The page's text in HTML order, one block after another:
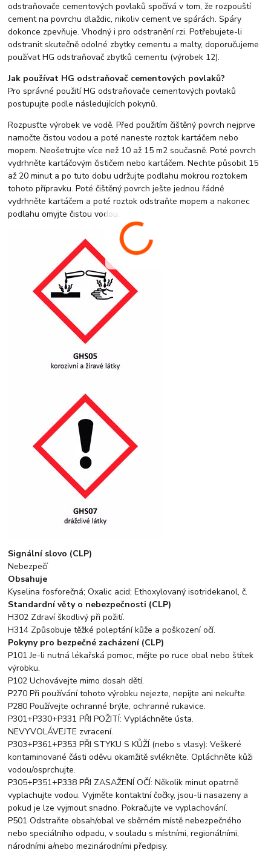
odstraňovače cementových povlaků spočívá v tom, že rozpouští
cement na povrchu dlaždic, nikoliv cement ve spárách. Spáry
dokonce zpevňuje. Vhodný i pro odstranění rzi. Potřebujete-li
odstranit skutečně odolné zbytky cementu a malty, doporučujeme
používat HG odstraňovač zbytků cementu (výrobek 12).
Jak používat HG odstraňovač cementových povlaků?
Pro správné použití HG odstraňovače cementových povlaků
postupujte podle následujících pokynů.
Rozpusťte výrobek ve vodě. Před použitím čištěný povrch nejprve
namočte čistou vodou a poté naneste roztok kartáčem nebo
mopem. Neošetrujte více než 10 až 15 m2 současně. Poté povrch
vydrhněte kartáčovým čističem nebo kartáčem. Nechte působit 15
až 20 minut a po tuto dobu udržujte podlahu mokrou roztokem
tohoto přípravku. Poté čištěný povrch ješte jednou řádně
vydrhněte kartáčem a poté roztok odstraňte mopem a nakonec
podlahu omyjte čistou vodou.
Signální slovo (CLP)
Nebezpečí
Obsahuje
Kyselina fosforečná; Oxalic acid; Ethoxylovaný isotridekanol, č.
Standardní věty o nebezpečnosti (CLP)
H302 Zdraví škodlivý při požití.
H314 Způsobuje těžké poleptání kůže a poškození očí.
Pokyny pro bezpečné zacházení (CLP)
P101 Je-li nutná lékařská pomoc, mějte po ruce obal nebo štítek
výrobku.
P102 Uchovávejte mimo dosah dětí.
P270 Při používání tohoto výrobku nejezte, nepijte ani nekuřte.
P280 Používejte ochranné brýle, ochranné rukavice.
P301+P330+P331 PŘI POŽITÍ: Vypláchněte ústa.
NEVYVOLÁVEJTE zvracení.
P303+P361+P353 PŘI STYKU S KŮŽÍ (nebo s vlasy): Veškeré
kontaminované části oděvu okamžitě svlékněte. Opláchněte kůži
vodou/osprchujte.
P305+P351+P338 PŘI ZASAŽENÍ OČÍ: Několik minut opatrně
vyplachujte vodou. Vyjměte kontaktní čočky, jsou-li nasazeny a
pokud je lze vyjmout snadno. Pokračujte ve vyplachování.
P501 Odstraňte obsah/obal ve sběrném místě nebezpečného
nebo speciálního odpadu, v souladu s místními, regionálními,
národními a/nebo mezinárodními předpisy.